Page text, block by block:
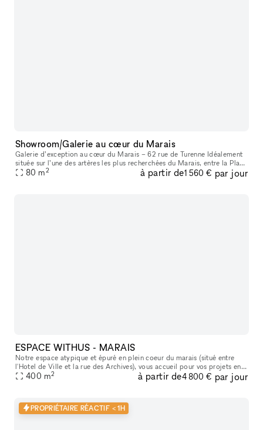
Showroom/Galerie au cœur du Marais
Galerie d’exception au cœur du Marais – 62 rue de Turenne Idéalement
située sur l’une des artères les plus recherchées du Marais, entre la Place
des Vosges et la rue de Bretagne, la galerie bénéficie
80 m2 à partir de1 560 € par jour
ESPACE WITHUS - MARAIS
Notre espace atypique et épuré en plein coeur du marais (situé entre
l'Hotel de Ville et la rue des Archives), vous accueil pour vos projets en
tout genre : Shooting/tournage , défilé , showroom , pr
400 m2 à partir de4 800 € par jour
PROPRIÉTAIRE RÉACTIF < 1H